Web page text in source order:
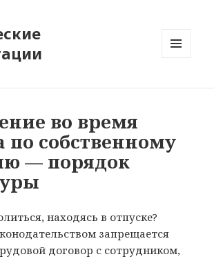
во время
по собственному
— порядок
находясь в отпуске?
запрещается
договор с сотрудником,